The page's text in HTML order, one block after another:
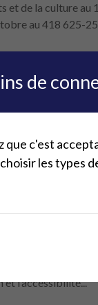
et de la culture au
au 418 625-
de
se tient la 8e
des services
et l’accessibilité...
de
que c'est
les types